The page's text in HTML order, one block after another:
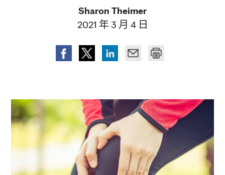
Sharon Theimer
2021 年 3 月 4 日